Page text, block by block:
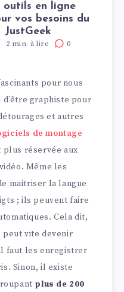
outils en ligne
vos besoins du
2 min. à lire
0
pour nous
graphiste pour
et autres
de montage
plus réservée aux
Même les
maitriser la langue
; ils peuvent faire
Cela dit,
vite devenir
faut les enregistrer
Sinon, il existe
plus de 200